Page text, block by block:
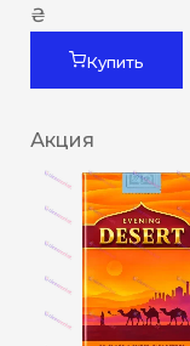
₴
Купить
Акция